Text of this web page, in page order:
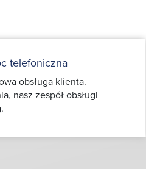
telefoniczna
obsługa klienta.
nasz zespół obsługi